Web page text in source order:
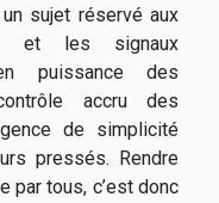
sujet réservé aux
et les signaux
puissance des
accru des
de simplicité
pressés. Rendre
par tous, c’est donc